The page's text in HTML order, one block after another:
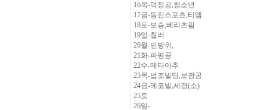
16목-덕정공,청소년
17금-동진스포츠,티엠
18토-보승,베리츠팜
19일-칠러
20월-민방위,
21화-파평공
22수-메타아추
23목-법조빌딩,보광공
24금-에코빌,세경(소)
25토
26일-